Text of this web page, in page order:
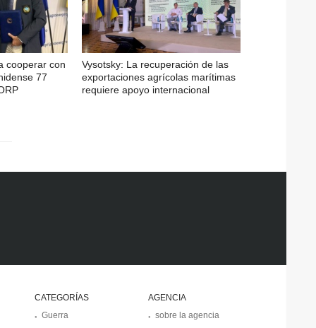
cooperar con
77
Vysotsky: La recuperación de las
exportaciones agrícolas marítimas
requiere apoyo internacional
CATEGORÍAS
Guerra
AGENCIA
sobre la agencia